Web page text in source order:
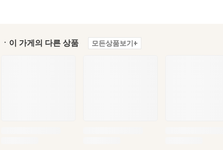
ㆍ이 가게의 다른 상품 모든상품보기+